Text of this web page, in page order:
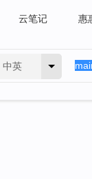
云笔记 惠
中英